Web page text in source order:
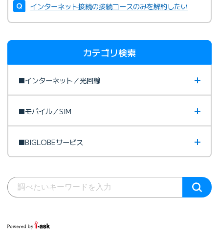
インターネット接続の接続コースのみを解約したい
カテゴリ検索
■インターネット／光回線
■モバイル／SIM
■BIGLOBEサービス